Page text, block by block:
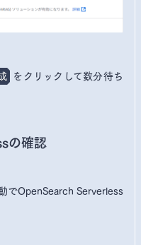
をクリックして数分待ち
の確認
でOpenSearch Serverless